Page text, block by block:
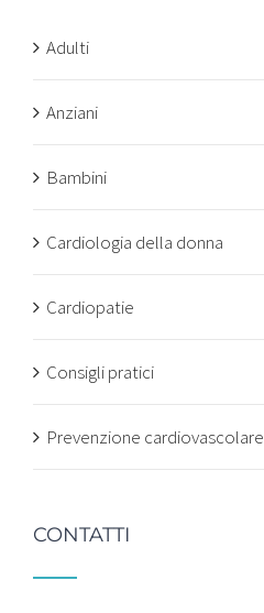
Adulti
Anziani
Bambini
Cardiologia della donna
Cardiopatie
Consigli pratici
Prevenzione cardiovascolare
CONTATTI